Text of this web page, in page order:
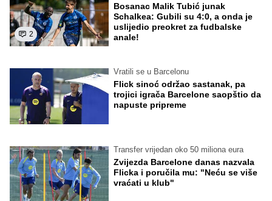
2
Bosanac Malik Tubić junak
Schalkea: Gubili su 4:0, a onda je
uslijedio preokret za fudbalske
anale!
Vratili se u Barcelonu
Flick sinoć održao sastanak, pa
trojici igrača Barcelone saopštio da
napuste pripreme
Transfer vrijedan oko 50 miliona eura
Zvijezda Barcelone danas nazvala
Flicka i poručila mu: "Neću se više
vraćati u klub"